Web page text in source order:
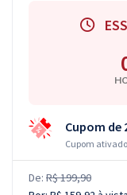
Cupom de
Cupom
De: R$ 199,90